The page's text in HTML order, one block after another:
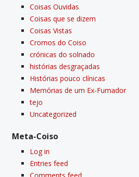
Coisas Ouvidas
Coisas que se dizem
Coisas Vistas
Cromos do Coiso
crónicas do solnado
histórias desgraçadas
Histórias pouco clí­nicas
Memórias de um Ex-Fumador
tejo
Uncategorized
Meta-Coiso
Log in
Entries feed